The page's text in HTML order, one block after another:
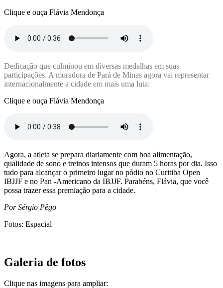
Clique e ouça Flávia Mendonça
Dedicação que culminou em diversas medalhas em suas
participações. A moradora de Pará de Minas agora vai representar
internacionalmente a cidade em mais uma luta:
Clique e ouça Flávia Mendonça
Agora, a atleta se prepara diariamente com boa alimentação,
qualidade de sono e treinos intensos que duram 5 horas por dia. Isso
tudo para alcançar o primeiro lugar no pódio no Curitiba Open
IBJJF e no Pan -Americano da IBJJF. Parabéns, Flávia, que você
possa trazer essa premiação para a cidade.
Por Sérgio Pêgo
Fotos: Espacial
Galeria de fotos
Clique nas imagens para ampliar: